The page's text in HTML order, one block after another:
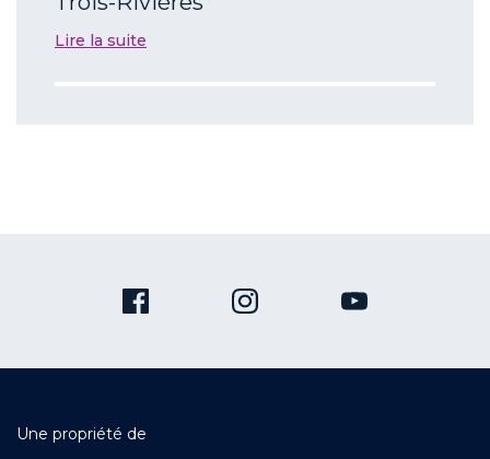
Lire la suite
Une propriété de